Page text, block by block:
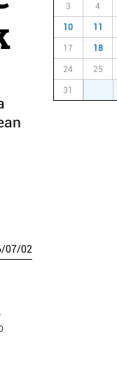
/07/02
3 4
10 11
17 18
24 25
31